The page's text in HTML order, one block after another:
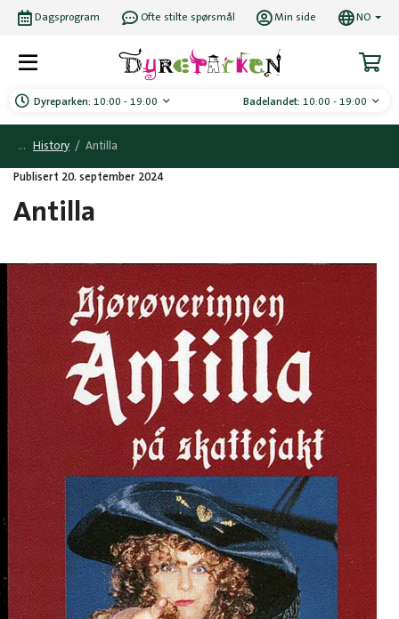
Dyreparken: 10:00 - 19:00 Badelandet: 10:00 - 19:00
Dagsprogram Ofte stilte spørsmål Min side NO
History / Antilla
Publisert 20. september 2024
Antilla